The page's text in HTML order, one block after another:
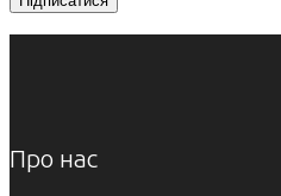
Про нас